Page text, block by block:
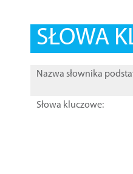
SŁOWA
Nazwa słownika
Słowa kluczowe: